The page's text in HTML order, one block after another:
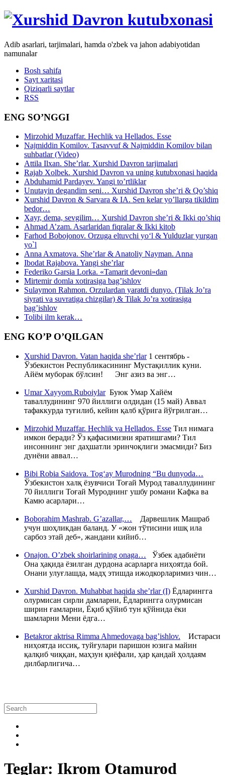
Adib asarlari, tarjimalari, hamda o'zbek va jahon adabiyotidan
namunalar
Bosh sahifa
Sayt xaritasi
Qiziqarli saytlar
RSS
ENG SO’NGGI
Mirzohid Muzaffar. Hechlik va Hellados. Esse
Najmiddin Komilov. Tasavvuf & Najmiddin Komilov bilan
suhbatlar (Video)
Attila Ilxan. She’rlar. Xurshid Davron tarjimalari
Rajab Xolbek. Xurshid Davron va uning kutubxonasi haqida
Abduhamid Pardayev. Yangi to’rtliklar
Unutayin degandim seni… Xurshid Davron she’ri & Qo’shiq
Xurshid Davron & Sarvara & IA. Sen kelar yo’llarga tikildim
bedor…
Xayr, dema, sevgilim… Xurshid Davron she’ri & Ikki qo’shiq
Ahmad A’zam. Asarlaridan fiqralar & Ikki kitob
Farhod Bobojonov. Orzuga eltuvchi yo‘l & Yulduzlar yurgan
yo`l
Anna Axmatova. She’rlar & Anatoliy Nayman. Anna
Ibodat Rajabova. Yangi she’rlar
Federiko Garsia Lorka. «Tamarit devoni»dan
Mirtemir domla xotirasiga bag’ishlov
Sulaymon Rahmon. Orzulardan yaratdi dunyo. (Tilak Jo’ra
siyrati va suvratiga chizgilar) & Tilak Jo’ra xotirasiga
bag’ishlov
Tolibi ilm kerak…
ENG KO’P O’QILGAN
Xurshid Davron. Vatan haqida she’rlar1 сентябрь -
Ўзбекистон Республикасининг Мустақиллик куни.
Айём муборак бўлсин! Энг азиз ва энг…
Umar Xayyom.RuboiylarБуюк Умар Хайём
таваллудининг 970 йиллиги олдидан (15 май) Аввал
тафаккурда туғилиб, кейин қалб қўрига йўғрилган…
Mirzohid Muzaffar. Hechlik va Hellados. Esse Тил нимага
имкон беради? Ўз қафасимизни яратишгами? Тил
инсоннинг энг даҳшатли эринчоқлиги эмасмиди? Биз
дунёни аввал…
Bibi Robia Saidova. Tog‘ay Murodning “Bu dunyoda…
Ўзбекистон халқ ёзувчиси Тоғай Мурод таваллудининг
70 йиллиги Тоғай Муроднинг ушбу романи Кафка ва
Камю асарлари…
Boborahim Mashrab. G’azallar,… Дарвешлик Машраб
учун шоҳликдан баланд. У «жон тўтисини ишқ ила
сарбоз этай деб», жандани кийиб…
Onajon. O’zbek shoirlarining onaga… Ўзбек адабиёти
Она ҳақида ёзилган дурдона асарларга ниҳоятда бой.
Онани улуғлашда, мадҳ этишда ижодкорларимиз чин…
Xurshid Davron. Muhabbat haqida she’rlar (I) Ёдларингга
олурмисан сирли дамларни, Ёдларингга олурмисан
ширин ғамларни, Ёқиб қўйиб тун қўйнида ёки
шамларни Мени ёдга…
Betakror aktrisa Rimma Ahmedovaga bag’ishlov. Истараси
ниҳоятда иссиқ, туйғулари паришон юзига майин
қалқиб чиққан, маҳзун қиёфали, ҳар қандай ҳолдаям
дилбарлигича…
Teglar: Ikrom Otamurod